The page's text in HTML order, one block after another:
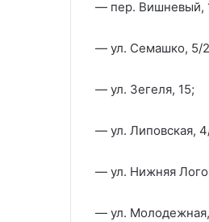
— пер. Вишневый,
— ул. Семашко, 5/
— ул. Зегеля, 15;
— ул. Липовская,
— ул. Нижняя
— ул. Молодежная,